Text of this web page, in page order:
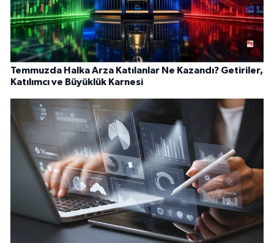
Temmuzda Halka Arza Katılanlar Ne Kazandı? Getiriler,
Katılımcı ve Büyüklük Karnesi